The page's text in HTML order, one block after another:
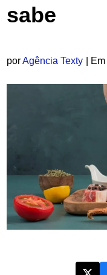
sabe
porAgência Texty | Em